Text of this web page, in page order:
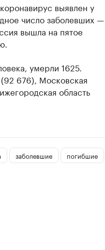
выявлен у
число заболевших —
вышла на пятое
умерли 1625.
676), Московская
область
заболевшие
погибшие